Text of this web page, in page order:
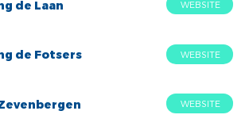
de Laan WEBSITE
de Fotsers WEBSITE
WEBSITE